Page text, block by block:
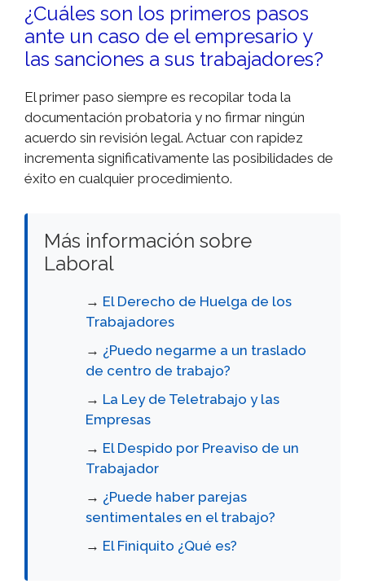
¿Cuáles son los primeros pasos
ante un caso de el empresario y
las sanciones a sus trabajadores?
El primer paso siempre es recopilar toda la
documentación probatoria y no firmar ningún
acuerdo sin revisión legal. Actuar con rapidez
incrementa significativamente las posibilidades de
éxito en cualquier procedimiento.
Más información sobre
Laboral
→ El Derecho de Huelga de los
Trabajadores
→ ¿Puedo negarme a un traslado
de centro de trabajo?
→ La Ley de Teletrabajo y las
Empresas
→ El Despido por Preaviso de un
Trabajador
→ ¿Puede haber parejas
sentimentales en el trabajo?
→ El Finiquito ¿Qué es?